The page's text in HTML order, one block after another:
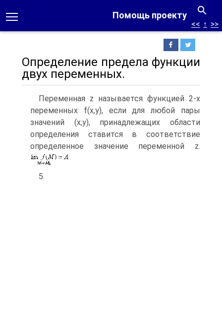
Помощь проекту
<< ↑ >>
Определение предела функции
двух переменных.
Переменная z называется функцией 2-х
переменных f(x,y), если для любой пары
значений (x,y), принадлежащих области
определения ставится в соответствие
определенное значение переменной z.
5.